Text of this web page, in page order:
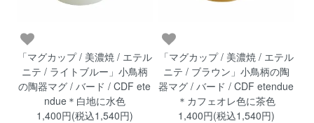
「マグカップ / 美濃焼 / エテル
ニテ / ライトブルー」小鳥柄
の陶器マグ / バード / CDF ete
ndue＊白地に水色
1,400円(税込1,540円)
「マグカップ / 美濃焼 / エテル
ニテ / ブラウン」小鳥柄の陶
器マグ / バード / CDF etendue
＊カフェオレ色に茶色
1,400円(税込1,540円)